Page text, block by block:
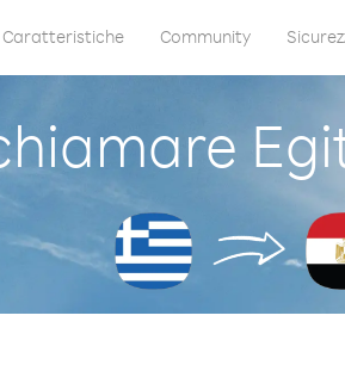
Caratteristiche Community